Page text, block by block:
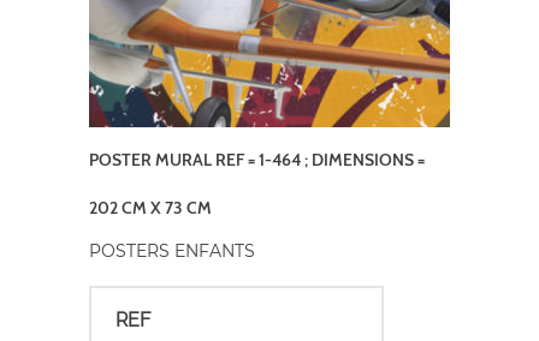
POSTER MURAL REF = 1-464 ; DIMENSIONS =
202 CM X 73 CM
POSTERS ENFANTS
REF